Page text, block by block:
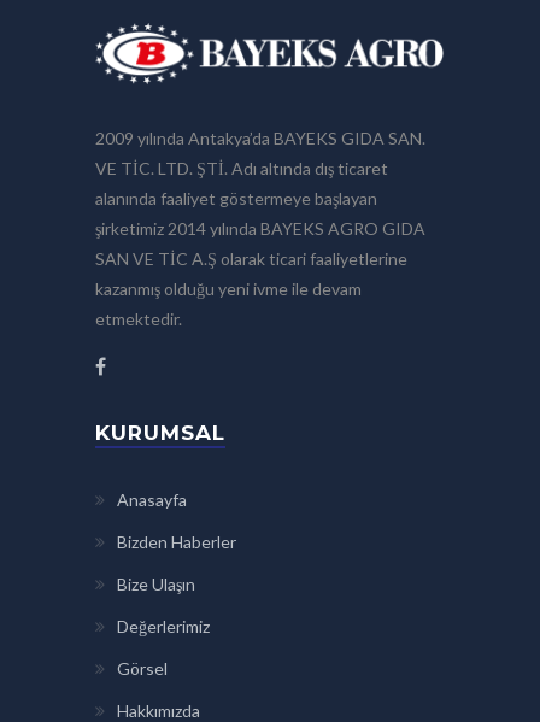
2009 yılında Antakya’da BAYEKS GIDA SAN.
VE TİC. LTD. ŞTİ. Adı altında dış ticaret
alanında faaliyet göstermeye başlayan
şirketimiz 2014 yılında BAYEKS AGRO GIDA
SAN VE TİC A.Ş olarak ticari faaliyetlerine
kazanmış olduğu yeni ivme ile devam
etmektedir.
KURUMSAL
Anasayfa
Bizden Haberler
Bize Ulaşın
Değerlerimiz
Görsel
Hakkımızda